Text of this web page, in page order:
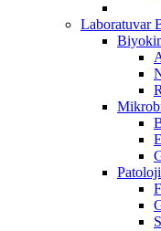
Laboratuvar
Patoloji